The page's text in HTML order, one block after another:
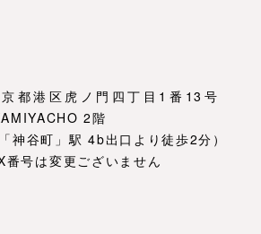
都港区虎ノ門四丁目1番13号
2階
神谷町」駅 4b出口より徒歩2分）
号は変更ございません